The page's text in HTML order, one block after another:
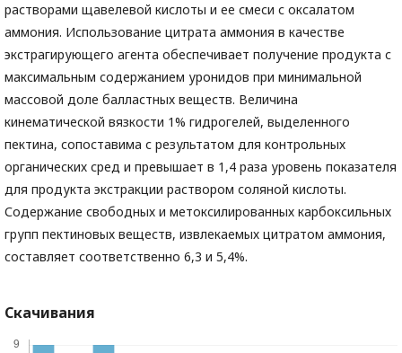
растворами щавелевой кислоты и ее смеси с оксалатом
аммония. Использование цитрата аммония в качестве
экстрагирующего агента обеспечивает получение продукта с
максимальным содержанием уронидов при минимальной
массовой доле балластных веществ. Величина
кинематической вязкости 1% гидрогелей, выделенного
пектина, сопоставима с результатом для контрольных
органических сред и превышает в 1,4 раза уровень показателя
для продукта экстракции раствором соляной кислоты.
Содержание свободных и метоксилированных карбоксильных
групп пектиновых веществ, извлекаемых цитратом аммония,
составляет соответственно 6,3 и 5,4%.
Скачивания